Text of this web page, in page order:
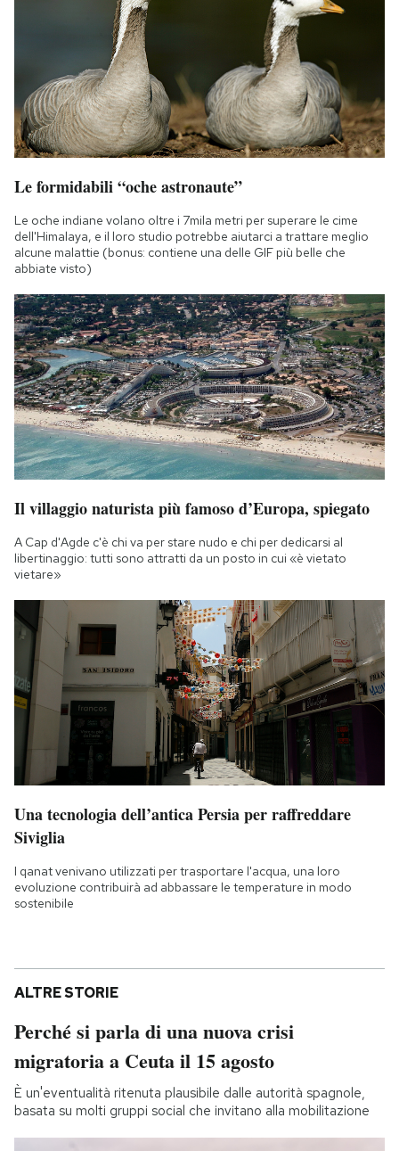
Le formidabili “oche astronaute”
Le oche indiane volano oltre i 7mila metri per superare le cime
dell'Himalaya, e il loro studio potrebbe aiutarci a trattare meglio
alcune malattie (bonus: contiene una delle GIF più belle che
abbiate visto)
Il villaggio naturista più famoso d’Europa, spiegato
A Cap d'Agde c'è chi va per stare nudo e chi per dedicarsi al
libertinaggio: tutti sono attratti da un posto in cui «è vietato
vietare»
Una tecnologia dell’antica Persia per raffreddare
Siviglia
I qanat venivano utilizzati per trasportare l'acqua, una loro
evoluzione contribuirà ad abbassare le temperature in modo
sostenibile
ALTRE STORIE
Perché si parla di una nuova crisi
migratoria a Ceuta il 15 agosto
È un'eventualità ritenuta plausibile dalle autorità spagnole,
basata su molti gruppi social che invitano alla mobilitazione